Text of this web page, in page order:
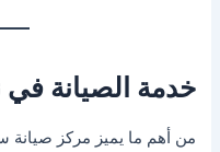
خدمة الصيانة في
من أهم ما يميز مركز